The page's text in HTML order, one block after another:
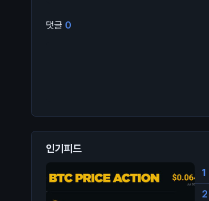
댓글 0
인기피드
1
2